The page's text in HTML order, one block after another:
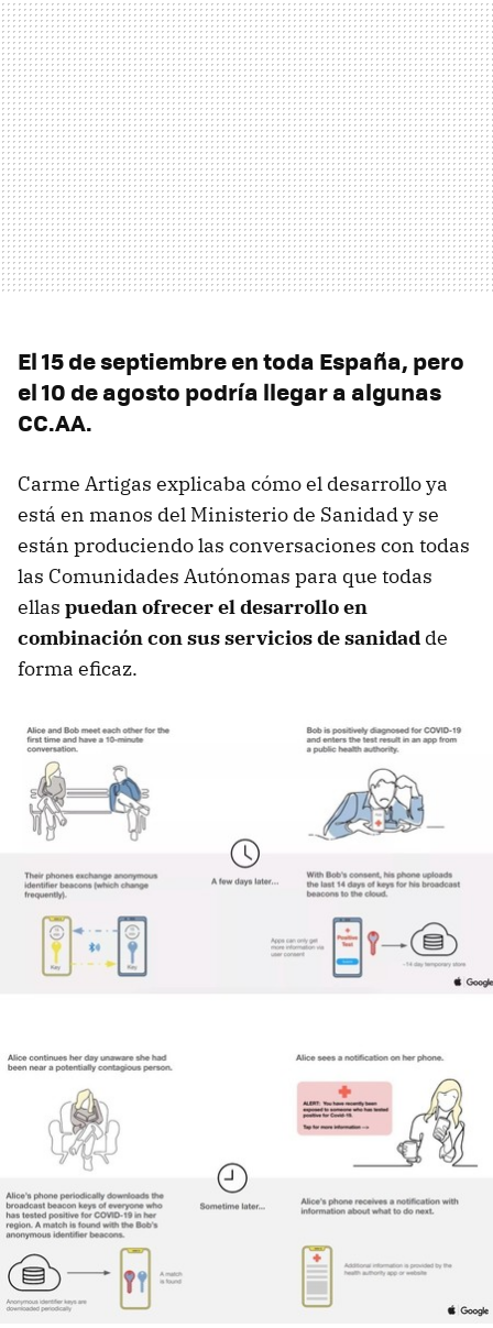
El 15 de septiembre en toda España, pero
el 10 de agosto podría llegar a algunas
CC.AA.
Carme Artigas explicaba cómo el desarrollo ya
está en manos del Ministerio de Sanidad y se
están produciendo las conversaciones con todas
las Comunidades Autónomas para que todas
ellas puedan ofrecer el desarrollo en
combinación con sus servicios de sanidad de
forma eficaz.